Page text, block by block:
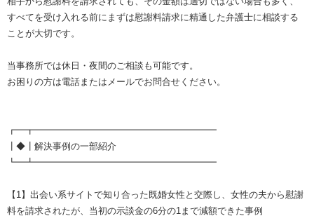
すべてを受け入れる前にまずは慰謝料請求に精通した弁護士に相談する
ことが大切です。
当事務所では休日・夜間のご相談も可能です。
お困りの方は電話またはメールでお問合せください。
┏━┳━━━━━━━━━━━━━━━━━━━━
┃◆┃解決事例の一部紹介
┗━┻━━━━━━━━━━━━━━━━━━━━
【1】出会い系サイトで知り合った既婚女性と交際し、女性の夫から慰謝
料を請求されたが、当初の示談金の6分の1まで減額できた事例